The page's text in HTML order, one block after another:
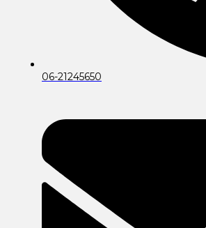
06-21245650